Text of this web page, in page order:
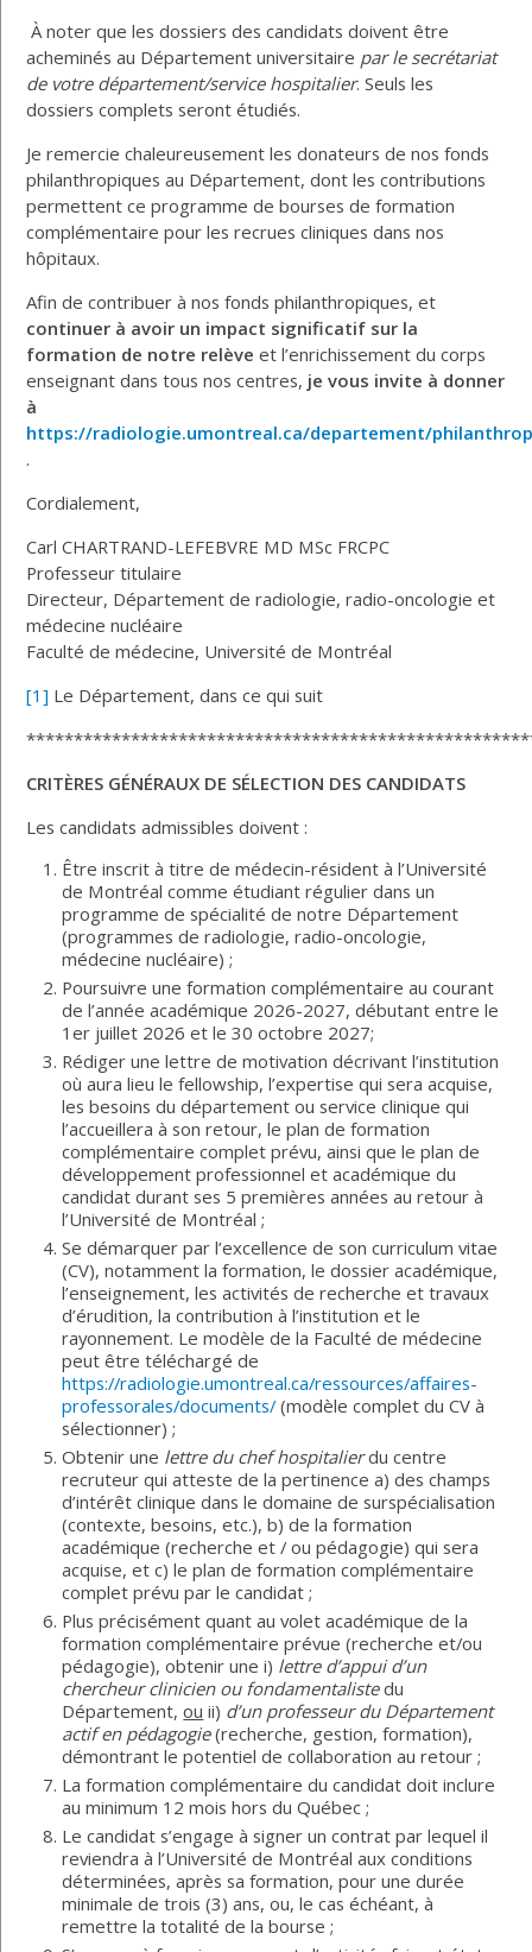
À noter que les dossiers des candidats doivent être
acheminés au Département universitaire par le secrétariat
de votre département/service hospitalier. Seuls les
dossiers complets seront étudiés.
Je remercie chaleureusement les donateurs de nos fonds
philanthropiques au Département, dont les contributions
permettent ce programme de bourses de formation
complémentaire pour les recrues cliniques dans nos
hôpitaux.
Afin de contribuer à nos fonds philanthropiques, et
continuer à avoir un impact significatif sur la
formation de notre relève et l’enrichissement du corps
enseignant dans tous nos centres, je vous invite à donner
à
https://radiologie.umontreal.ca/departement/
.
Cordialement,
Carl CHARTRAND-LEFEBVRE MD MSc FRCPC
Professeur titulaire
Directeur, Département de radiologie, radio-oncologie et
médecine nucléaire
Faculté de médecine, Université de Montréal
[1] Le Département, dans ce qui suit
CRITÈRES GÉNÉRAUX DE SÉLECTION DES CANDIDATS
Les candidats admissibles doivent :
Être inscrit à titre de médecin-résident à l’Université
de Montréal comme étudiant régulier dans un
programme de spécialité de notre Département
(programmes de radiologie, radio-oncologie,
médecine nucléaire) ;
Poursuivre une formation complémentaire au courant
de l’année académique 2026-2027, débutant entre le
1er juillet 2026 et le 30 octobre 2027;
Rédiger une lettre de motivation décrivant l’institution
où aura lieu le fellowship, l’expertise qui sera acquise,
les besoins du département ou service clinique qui
l’accueillera à son retour, le plan de formation
complémentaire complet prévu, ainsi que le plan de
développement professionnel et académique du
candidat durant ses 5 premières années au retour à
l’Université de Montréal ;
Se démarquer par l’excellence de son curriculum vitae
(CV), notamment la formation, le dossier académique,
l’enseignement, les activités de recherche et travaux
d’érudition, la contribution à l’institution et le
rayonnement. Le modèle de la Faculté de médecine
peut être téléchargé de
https://radiologie.umontreal.ca/ressources/affaires-
professorales/documents/(modèle complet du CV à
sélectionner) ;
Obtenir une lettre du chef hospitalierdu centre
recruteur qui atteste de la pertinence a) des champs
d’intérêt clinique dans le domaine de surspécialisation
(contexte, besoins, etc.), b) de la formation
académique (recherche et / ou pédagogie) qui sera
acquise, et c) le plan de formation complémentaire
complet prévu par le candidat ;
Plus précisément quant au volet académique de la
formation complémentaire prévue (recherche et/ou
pédagogie), obtenir une i) lettre d’appui d’un
chercheur clinicien ou fondamentalistedu
Département,ou ii) d’un professeur du Département
actif en pédagogie(recherche, gestion, formation),
démontrant le potentiel de collaboration au retour ;
La formation complémentaire du candidat doit inclure
au minimum 12 mois hors du Québec ;
Le candidat s’engage à signer un contrat par lequel il
reviendra à l’Université de Montréal aux conditions
déterminées, après sa formation, pour une durée
minimale de trois (3) ans, ou, le cas échéant, à
remettre la totalité de la bourse ;